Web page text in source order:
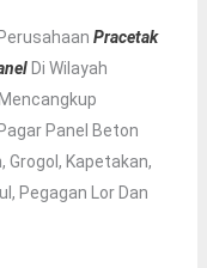
Pracetak
Di Wilayah
Panel Beton
Grogol, Kapetakan,
Pegagan Lor Dan